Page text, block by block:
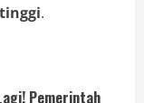
.
Pemerintah